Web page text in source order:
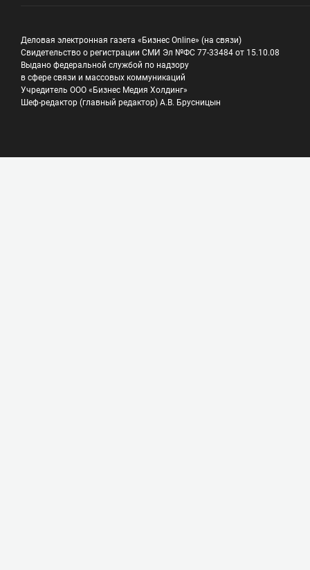
Деловая электронная газета «Бизнес Online» (на связи)
Свидетельство о регистрации СМИ Эл №ФС 77-33484 от 15.10.08
Выдано федеральной службой по надзору
в сфере связи и массовых коммуникаций
Учредитель ООО «Бизнес Медия Холдинг»
Шеф-редактор (главный редактор) А.В. Брусницын